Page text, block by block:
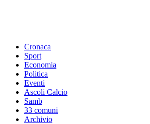
Cronaca
Sport
Economia
Politica
Eventi
Ascoli Calcio
Samb
33 comuni
Archivio